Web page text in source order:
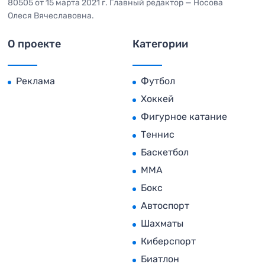
80505 от 15 марта 2021 г. Главный редактор — Носова
Олеся Вячеславовна.
О проекте
Реклама
Категории
Футбол
Хоккей
Фигурное катание
Теннис
Баскетбол
MMA
Бокс
Автоспорт
Шахматы
Киберспорт
Биатлон